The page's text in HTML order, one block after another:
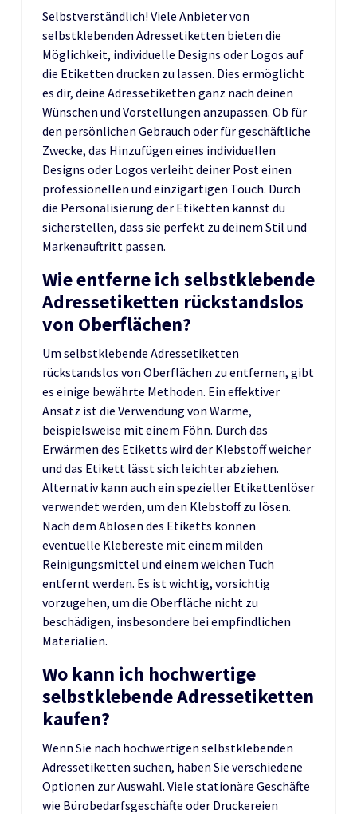
Selbstverständlich! Viele Anbieter von
selbstklebenden Adressetiketten bieten die
Möglichkeit, individuelle Designs oder Logos auf
die Etiketten drucken zu lassen. Dies ermöglicht
es dir, deine Adressetiketten ganz nach deinen
Wünschen und Vorstellungen anzupassen. Ob für
den persönlichen Gebrauch oder für geschäftliche
Zwecke, das Hinzufügen eines individuellen
Designs oder Logos verleiht deiner Post einen
professionellen und einzigartigen Touch. Durch
die Personalisierung der Etiketten kannst du
sicherstellen, dass sie perfekt zu deinem Stil und
Markenauftritt passen.
Wie entferne ich selbstklebende
Adressetiketten rückstandslos
von Oberflächen?
Um selbstklebende Adressetiketten
rückstandslos von Oberflächen zu entfernen, gibt
es einige bewährte Methoden. Ein effektiver
Ansatz ist die Verwendung von Wärme,
beispielsweise mit einem Föhn. Durch das
Erwärmen des Etiketts wird der Klebstoff weicher
und das Etikett lässt sich leichter abziehen.
Alternativ kann auch ein spezieller Etikettenlöser
verwendet werden, um den Klebstoff zu lösen.
Nach dem Ablösen des Etiketts können
eventuelle Klebereste mit einem milden
Reinigungsmittel und einem weichen Tuch
entfernt werden. Es ist wichtig, vorsichtig
vorzugehen, um die Oberfläche nicht zu
beschädigen, insbesondere bei empfindlichen
Materialien.
Wo kann ich hochwertige
selbstklebende Adressetiketten
kaufen?
Wenn Sie nach hochwertigen selbstklebenden
Adressetiketten suchen, haben Sie verschiedene
Optionen zur Auswahl. Viele stationäre Geschäfte
wie Bürobedarfsgeschäfte oder Druckereien